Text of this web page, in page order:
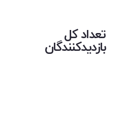
تعداد کل
بازدیدکنندگان